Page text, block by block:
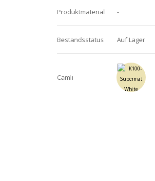
Produktmaterial -
Bestandsstatus Auf Lager
Camlı